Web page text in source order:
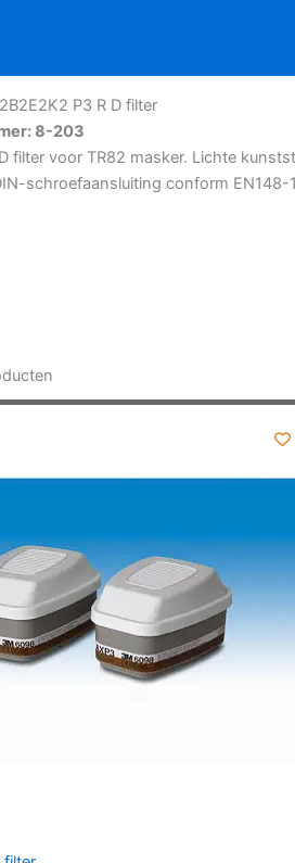
P3 R D filter
8-203
filter voor TR82 masker. Lichte
schroefaansluiting conform EN148-